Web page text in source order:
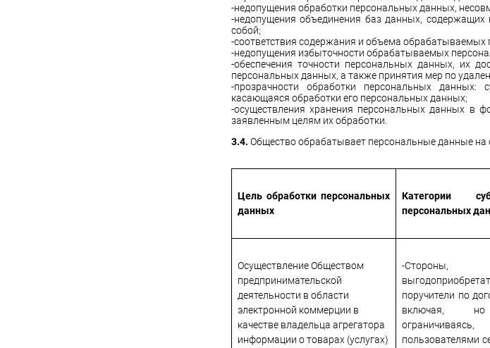
-недопущения обработки персональных данных,
-недопущения объединения баз данных,
собой;
-соответствия содержания и объема
-недопущения избыточности обрабатываемых
-обеспечения точности персональных данных, их
персональных данных, а также принятия мер по
-прозрачности обработки персональных данных:
касающаяся обработки его персональных данных;
-осуществления хранения персональных данных в
заявленным целям их обработки.
3.4. Общество обрабатывает персональные данные на
Цель обработки персональных
данных
Категории
персональных
Осуществление Обществом
предпринимательской
деятельности в области
электронной коммерции в
качестве владельца агрегатора
информации о товарах (услугах)
-Стороны,
поручители по
включая,
ограничиваясь,
пользователями